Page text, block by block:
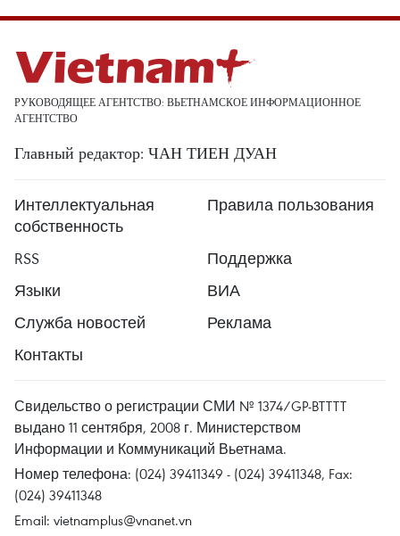
РУКОВОДЯЩЕЕ АГЕНТСТВО: ВЬЕТНАМСКОЕ ИНФОРМАЦИОННОЕ
АГЕНТСТВО
Главный редактор: ЧАН ТИЕН ДУАН
Интеллектуальная
собственность
Правила пользования
RSS
Поддержка
Языки
ВИА
Служба новостей
Реклама
Контакты
Свидельство о регистрации СМИ № 1374/GP-BTTTT
выдано 11 сентября, 2008 г. Министерством
Информации и Коммуникаций Вьетнама.
Номер телефона: (024) 39411349 - (024) 39411348, Fax:
(024) 39411348
Email: vietnamplus@vnanet.vn